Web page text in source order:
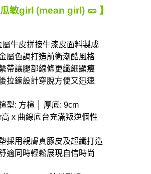
瓜敏girl (mean girl) 🥒 】
屬牛皮拼接牛漆皮面料製成
屬色調打造前衛潮酷風格
帶讓腿部線條更纖細顯瘦
拉鍊設計穿脫方便又迅速
型: 方楦 │ 厚底: 9cm
x 曲線底台充滿叛逆個性
採用親膚真豚皮及超纖打造
適同時輕鬆展現自信時尚